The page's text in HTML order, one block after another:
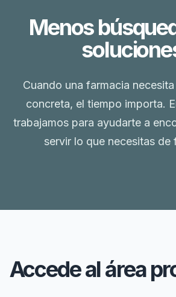
Menos
Cuando una farmacia
concreta, el tiempo importa.
trabajamos para ayudarte a
servir lo que necesitas de
Accede al área